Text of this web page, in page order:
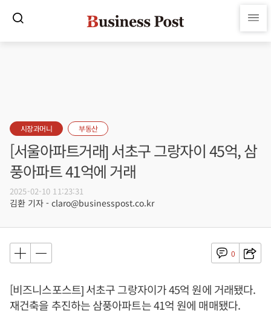
시장과머니 부동산
[서울아파트거래] 서초구 그랑자이 45억, 삼
풍아파트 41억에 거래
2025-02-10 11:23:31
김환 기자 - claro@businesspost.co.kr
0
[비즈니스포스트] 서초구 그랑자이가 45억 원에 거래됐다.
재건축을 추진하는 삼풍아파트는 41억 원에 매매됐다.